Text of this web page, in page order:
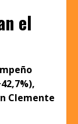
el
Clemente